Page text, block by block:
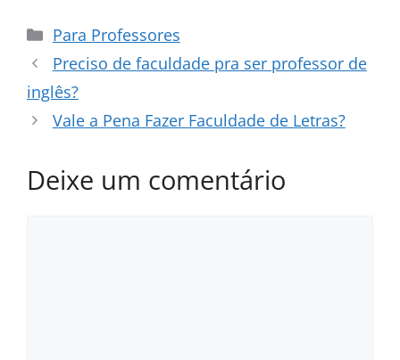
Categorias
Para Professores
Preciso de faculdade pra ser professor de
inglês?
Vale a Pena Fazer Faculdade de Letras?
Deixe um comentário